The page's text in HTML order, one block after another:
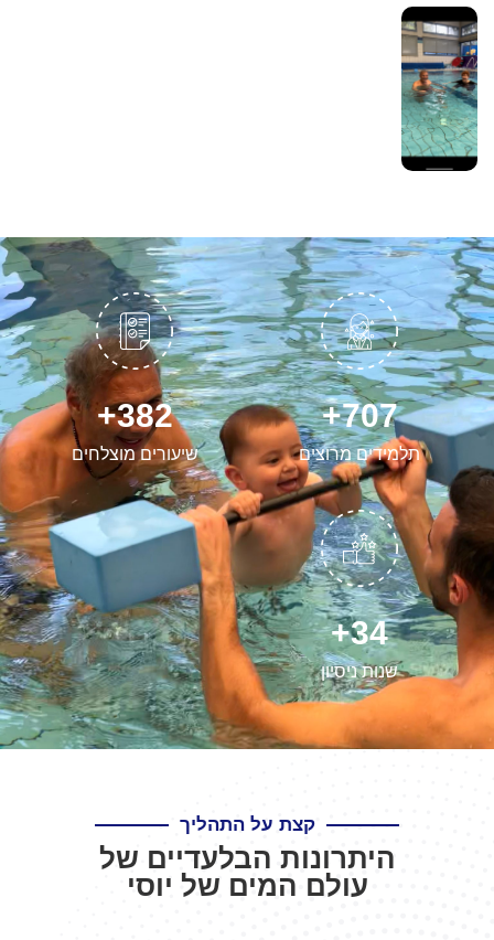
תלמידים מרוצים
720
+
שיעורים מוצלחים
389
+
שנות ניסיון
35
+
קצת על התהליך
היתרונות הבלעדיים של
עולם המים של יוסי​